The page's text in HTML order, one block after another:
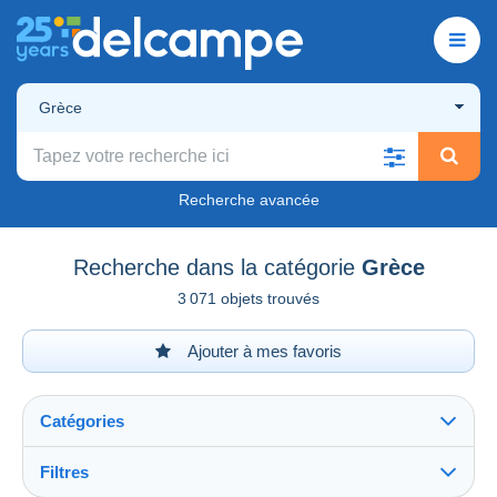
Grèce
Recherche avancée
Recherche dans la catégorie Grèce
3 071 objets trouvés
Ajouter à mes favoris
Catégories
Filtres